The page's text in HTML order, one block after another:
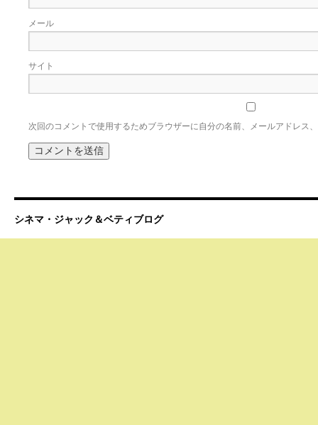
メール
サイト
次回のコメントで使用するためブラウザーに自分の名前、メールアドレス
シネマ・ジャック＆ベティブログ